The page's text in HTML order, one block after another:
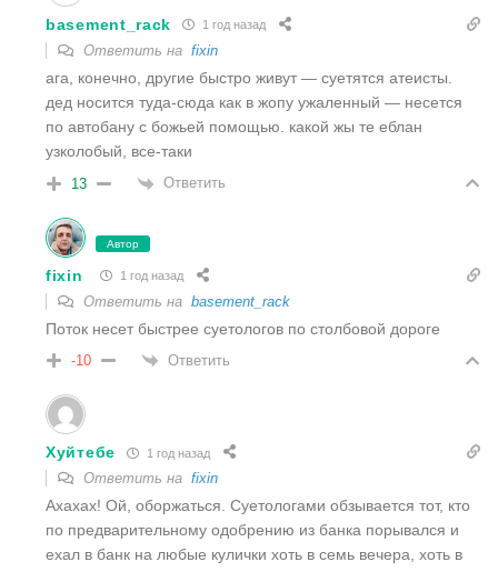
basement_rack 1 год назад
Ответить на fixin
ага, конечно, другие быстро живут — суетятся атеисты.
дед носится туда-сюда как в жопу ужаленный — несется
по автобану с божьей помощью. какой жы те еблан
узколобый, все-таки
13 Ответить
Автор
fixin 1 год назад
Ответить на basement_rack
Поток несет быстрее суетологов по столбовой дороге
-10 Ответить
Хуйтебе 1 год назад
Ответить на fixin
Ахахах! Ой, оборжаться. Суетологами обзывается тот, кто
по предварительному одобрению из банка порывался и
ехал в банк на любые кулички хоть в семь вечера, хоть в